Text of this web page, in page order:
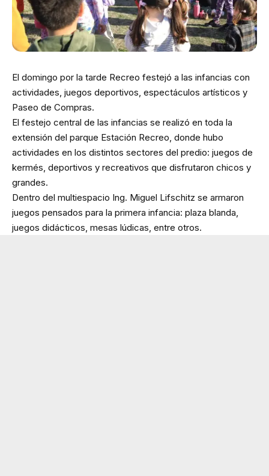
El domingo por la tarde Recreo festejó a las infancias con
actividades, juegos deportivos, espectáculos artísticos y
Paseo de Compras.
El festejo central de las infancias se realizó en toda la
extensión del parque Estación Recreo, donde hubo
actividades en los distintos sectores del predio: juegos de
kermés, deportivos y recreativos que disfrutaron chicos y
grandes.
Dentro del multiespacio Ing. Miguel Lifschitz se armaron
juegos pensados para la primera infancia: plaza blanda,
juegos didácticos, mesas lúdicas, entre otros.